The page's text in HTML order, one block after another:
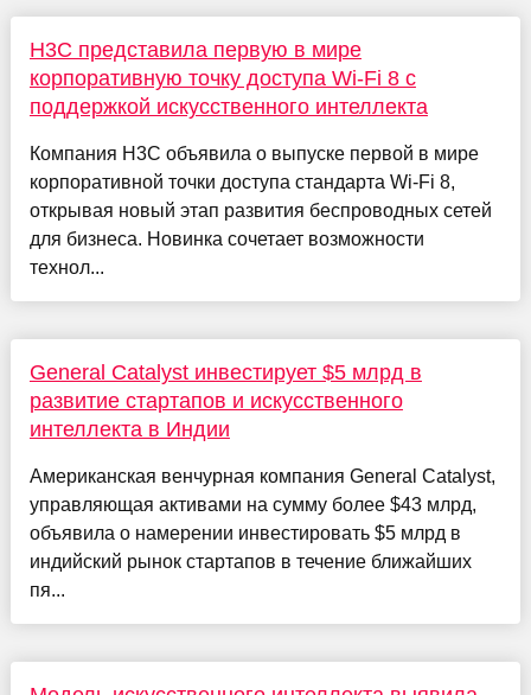
H3C представила первую в мире
корпоративную точку доступа Wi-Fi 8 с
поддержкой искусственного интеллекта
Компания H3C объявила о выпуске первой в мире
корпоративной точки доступа стандарта Wi-Fi 8,
открывая новый этап развития беспроводных сетей
для бизнеса. Новинка сочетает возможности
технол...
General Catalyst инвестирует $5 млрд в
развитие стартапов и искусственного
интеллекта в Индии
Американская венчурная компания General Catalyst,
управляющая активами на сумму более $43 млрд,
объявила о намерении инвестировать $5 млрд в
индийский рынок стартапов в течение ближайших
пя...